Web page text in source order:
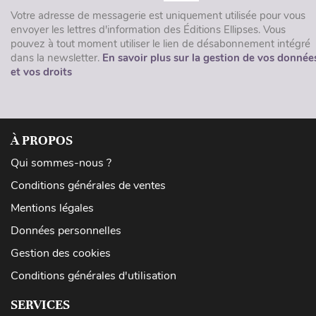
Votre adresse de messagerie est uniquement utilisée pour vous
envoyer les lettres d'information des Éditions Ellipses. Vous
pouvez à tout moment utiliser le lien de désabonnement intégré
dans la newsletter. En savoir plus sur la gestion de vos
et vos droits
À PROPOS
Qui sommes-nous ?
Conditions générales de ventes
Mentions légales
Données personnelles
Gestion des cookies
Conditions générales d'utilisation
SERVICES